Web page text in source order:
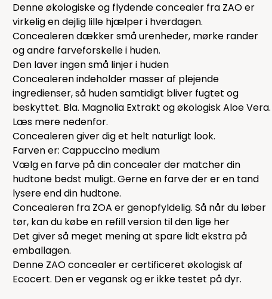
Denne økologiske og flydende concealer fra ZAO er
virkelig en dejlig lille hjælper i hverdagen.
Concealeren dækker små urenheder, mørke rander
og andre farveforskelle i huden.
Den laver ingen små linjer i huden
Concealeren indeholder masser af plejende
ingredienser, så huden samtidigt bliver fugtet og
beskyttet. Bla. Magnolia Extrakt og økologisk Aloe Vera.
Læs mere nedenfor.
Concealeren giver dig et helt naturligt look.
Farven er: Cappuccino medium
Vælg en farve på din concealer der matcher din
hudtone bedst muligt. Gerne en farve der er en tand
lysere end din hudtone.
Concealeren fra ZOA er genopfyldelig. Så når du løber
tør, kan du købe en refill version til den lige her
Det giver så meget mening at spare lidt ekstra på
emballagen.
Denne ZAO concealer er certificeret økologisk af
Ecocert. Den er vegansk og er ikke testet på dyr.